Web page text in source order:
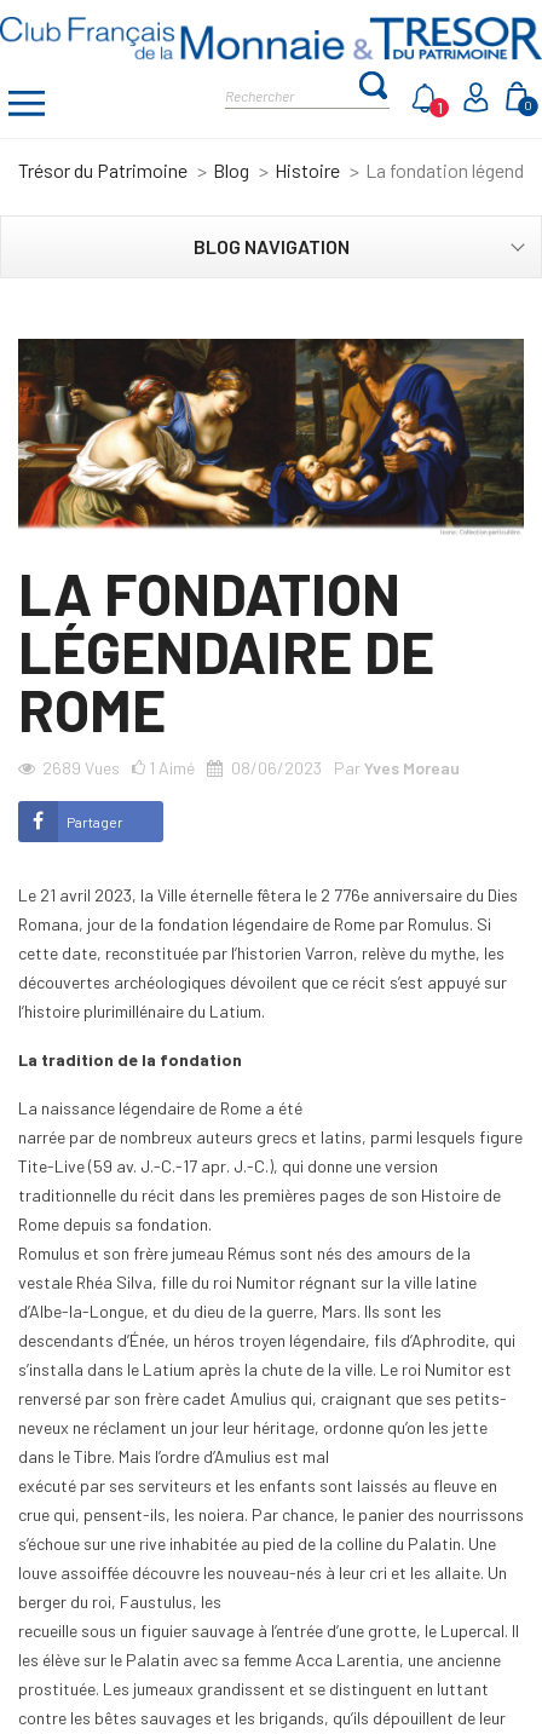
0
1
Trésor du Patrimoine Blog Histoire La fondation
BLOG NAVIGATION
LA FONDATION
LÉGENDAIRE DE
ROME
2689 Vues 1 Aimé 08/06/2023 ParYves Moreau
Partager
Le 21 avril 2023, la Ville éternelle fêtera le 2 776e anniversaire du Dies
Romana, jour de la fondation légendaire de Rome par Romulus. Si
cette date, reconstituée par l’historien Varron, relève du mythe, les
découvertes archéologiques dévoilent que ce récit s’est appuyé sur
l’histoire plurimillénaire du Latium.
La tradition de la fondation
La naissance légendaire de Rome a été
narrée par de nombreux auteurs grecs et latins, parmi lesquels figure
Tite-Live (59 av. J.-C.-17 apr. J.-C.), qui donne une version
traditionnelle du récit dans les premières pages de son Histoire de
Rome depuis sa fondation.
Romulus et son frère jumeau Rémus sont nés des amours de la
vestale Rhéa Silva, fille du roi Numitor régnant sur la ville latine
d’Albe-la-Longue, et du dieu de la guerre, Mars. Ils sont les
descendants d’Énée, un héros troyen légendaire, fils d’Aphrodite, qui
s’installa dans le Latium après la chute de la ville. Le roi Numitor est
renversé par son frère cadet Amulius qui, craignant que ses petits-
neveux ne réclament un jour leur héritage, ordonne qu’on les jette
dans le Tibre. Mais l’ordre d’Amulius est mal
exécuté par ses serviteurs et les enfants sont laissés au fleuve en
crue qui, pensent-ils, les noiera. Par chance, le panier des nourrissons
s’échoue sur une rive inhabitée au pied de la colline du Palatin. Une
louve assoiffée découvre les nouveau-nés à leur cri et les allaite. Un
berger du roi, Faustulus, les
recueille sous un figuier sauvage à l’entrée d’une grotte, le Lupercal. Il
les élève sur le Palatin avec sa femme Acca Larentia, une ancienne
prostituée. Les jumeaux grandissent et se distinguent en luttant
contre les bêtes sauvages et les brigands, qu’ils dépouillent de leur